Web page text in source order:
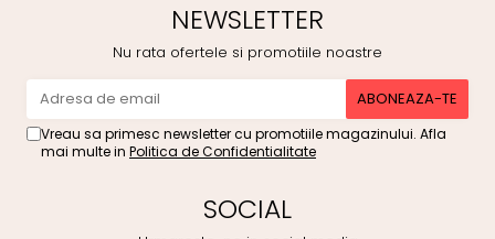
NEWSLETTER
Nu rata ofertele si promotiile noastre
Vreau sa primesc newsletter cu promotiile magazinului. Afla
mai multe in Politica de Confidentialitate
SOCIAL